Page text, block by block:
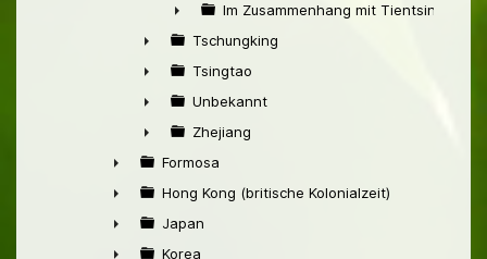
►
Im Zusammenhang mit Tientsin
►
Tschungking
►
Tsingtao
►
Unbekannt
►
Zhejiang
►
Formosa
►
Hong Kong (britische Kolonialzeit)
►
Japan
Korea